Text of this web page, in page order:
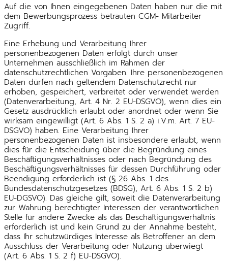
Auf die von Ihnen eingegebenen Daten haben nur die mit
dem Bewerbungsprozess betrauten CGM- Mitarbeiter
Zugriff.
Eine Erhebung und Verarbeitung Ihrer
personenbezogenen Daten erfolgt durch unser
Unternehmen ausschließlich im Rahmen der
datenschutzrechtlichen Vorgaben. Ihre personenbezogenen
Daten dürfen nach geltendem Datenschutzrecht nur
erhoben, gespeichert, verbreitet oder verwendet werden
(Datenverarbeitung, Art. 4 Nr. 2 EU-DSGVO), wenn dies ein
Gesetz ausdrücklich erlaubt oder anordnet oder wenn Sie
wirksam eingewilligt (Art. 6 Abs. 1 S. 2 a) i.V.m. Art. 7 EU-
DSGVO) haben. Eine Verarbeitung Ihrer
personenbezogenen Daten ist insbesondere erlaubt, wenn
dies für die Entscheidung über die Begründung eines
Beschäftigungsverhältnisses oder nach Begründung des
Beschäftigungsverhältnisses für dessen Durchführung oder
Beendigung erforderlich ist (§ 26 Abs. 1 des
Bundesdatenschutzgesetzes (BDSG), Art. 6 Abs. 1 S. 2 b)
EU-DGSVO). Das gleiche gilt, soweit die Datenverarbeitung
zur Wahrung berechtigter Interessen der verantwortlichen
Stelle für andere Zwecke als das Beschäftigungsverhältnis
erforderlich ist und kein Grund zu der Annahme besteht,
dass Ihr schutzwürdiges Interesse als Betroffener an dem
Ausschluss der Verarbeitung oder Nutzung überwiegt
(Art. 6 Abs. 1 S. 2 f) EU-DSGVO).